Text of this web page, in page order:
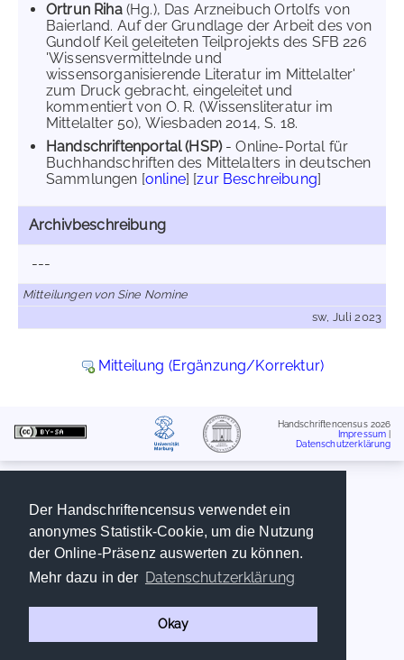
Der Handschriftencensus verwendet ein
anonymes Statistik-Cookie, um die Nutzung
der Online-Präsenz auswerten zu können.
Mehr dazu in der Datenschutzerklärung
Okay
Ortrun Riha (Hg.), Das Arzneibuch Ortolfs von
Baierland. Auf der Grundlage der Arbeit des von
Gundolf Keil geleiteten Teilprojekts des SFB 226
'Wissensvermittelnde und
wissensorganisierende Literatur im Mittelalter'
zum Druck gebracht, eingeleitet und
kommentiert von O. R. (Wissensliteratur im
Mittelalter 50), Wiesbaden 2014, S. 18.
Handschriftenportal (HSP)- Online-Portal für
Buchhandschriften des Mittelalters in deutschen
Sammlungen [online] [zur Beschreibung]
Archivbeschreibung
---
Mitteilungen von Sine Nomine
sw, Juli 2023
Mitteilung (Ergänzung/Korrektur)
Handschriftencensus 2026
Impressum
Datenschutzerklärung